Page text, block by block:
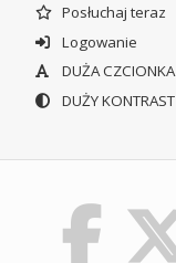
Posłuchaj teraz
Logowanie
DUŻA CZCIONKA
DUŻY KONTRAST